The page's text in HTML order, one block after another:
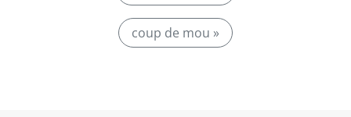
coup de mou »